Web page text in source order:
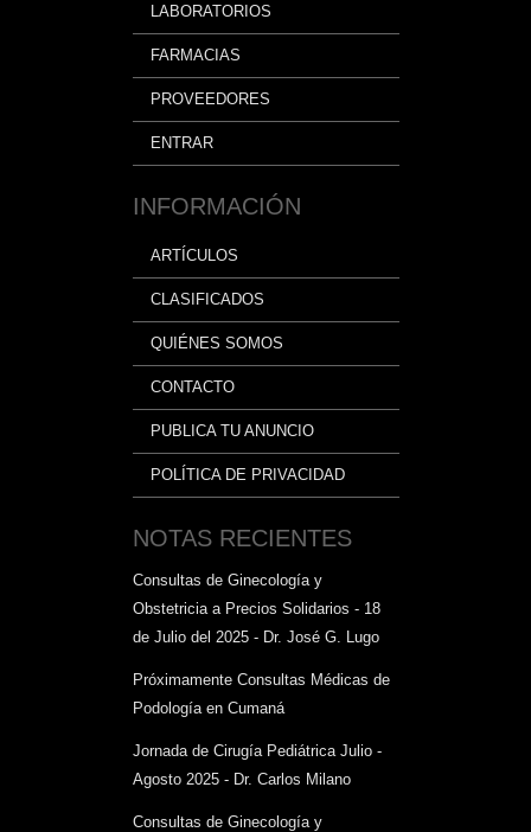
LABORATORIOS
FARMACIAS
PROVEEDORES
ENTRAR
INFORMACIÓN
ARTÍCULOS
CLASIFICADOS
QUIÉNES SOMOS
CONTACTO
PUBLICA TU ANUNCIO
POLÍTICA DE PRIVACIDAD
NOTAS RECIENTES
Consultas de Ginecología y
Obstetricia a Precios Solidarios - 18
de Julio del 2025 - Dr. José G. Lugo
Próximamente Consultas Médicas de
Podología en Cumaná
Jornada de Cirugía Pediátrica Julio -
Agosto 2025 - Dr. Carlos Milano
Consultas de Ginecología y